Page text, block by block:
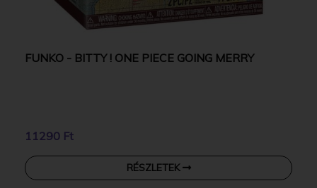
FUNKO - BITTY ! ONE PIECE GOING MERRY
11290 Ft
RÉSZLETEK